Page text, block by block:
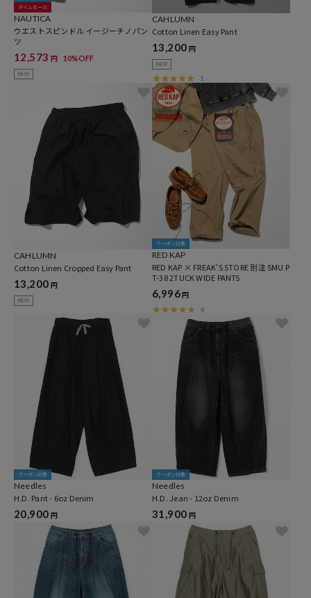
タイムセール
NAUTICA
ウエストスピンドル イージーチノパン
ツ
12,573 円 10%OFF
NEW
CAHLUMN
Cotton Linen Easy Pant
13,200 円
NEW
1
CAHLUMN
Cotton Linen Cropped Easy Pant
13,200 円
NEW
クーポン対象
RED KAP
RED KAP × FREAK'S STORE 別注 SMU P
T-38 2TUCK WIDE PANTS
6,996円
4
クーポン対象
Needles
H.D. Pant - 6oz Denim
20,900 円
クーポン対象
Needles
H.D. Jean - 12oz Denim
31,900 円